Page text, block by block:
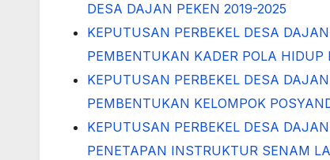
DESA DAJAN PEKEN 2019-2025
KEPUTUSAN PERBEKEL DESA
PEMBENTUKAN KADER POLA
KEPUTUSAN PERBEKEL DESA
PEMBENTUKAN KELOMPOK
KEPUTUSAN PERBEKEL DESA
PENETAPAN INSTRUKTUR SENAM